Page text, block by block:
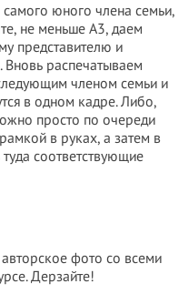
юного члена семьи,
не меньше A3, даем
представителю и
распечатываем
членом семьи и
в одном кадре. Либо,
просто по очереди
в руках, а затем в
соответствующие
фото со всеми
Дерзайте!